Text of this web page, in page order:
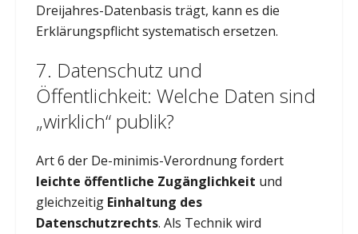
Dreijahres-Datenbasis trägt, kann es die
Erklärungspflicht systematisch ersetzen.
7. Datenschutz und
Öffentlichkeit: Welche Daten sind
„wirklich“ publik?
Art 6 der De-minimis-Verordnung fordert
leichte öffentliche Zugänglichkeit und
gleichzeitig Einhaltung des
Datenschutzrechts. Als Technik wird